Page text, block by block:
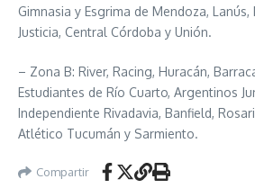
Gimnasia y Esgrima de Mendoza, Lanús,
Justicia, Central Córdoba y Unión.
– Zona B: River, Racing, Huracán,
Estudiantes de Río Cuarto, Argentinos
Independiente Rivadavia, Banfield,
Atlético Tucumán y Sarmiento.
Compartir